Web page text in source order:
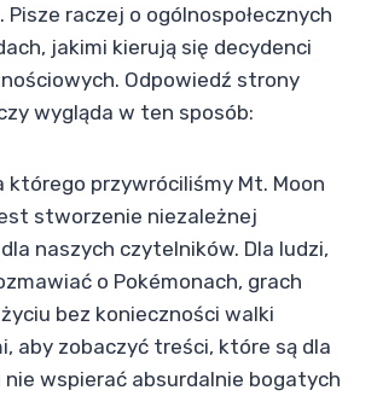
Pisze raczej o ogólnospołecznych
jakimi kierują się decydenci
Odpowiedź strony
wygląda w ten sposób:
którego przywróciliśmy Mt. Moon
stworzenie niezależnej
naszych czytelników. Dla ludzi,
o Pokémonach, grach
bez konieczności walki
aby zobaczyć treści, które są dla
nie wspierać absurdalnie bogatych